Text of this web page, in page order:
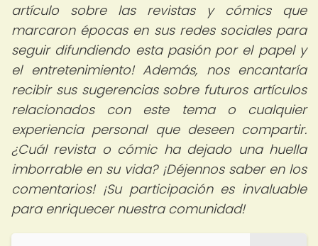
artículo sobre las revistas y cómics que
marcaron épocas en sus redes sociales para
seguir difundiendo esta pasión por el papel y
el entretenimiento! Además, nos encantaría
recibir sus sugerencias sobre futuros artículos
relacionados con este tema o cualquier
experiencia personal que deseen compartir.
¿Cuál revista o cómic ha dejado una huella
imborrable en su vida? ¡Déjennos saber en los
comentarios! ¡Su participación es invaluable
para enriquecer nuestra comunidad!